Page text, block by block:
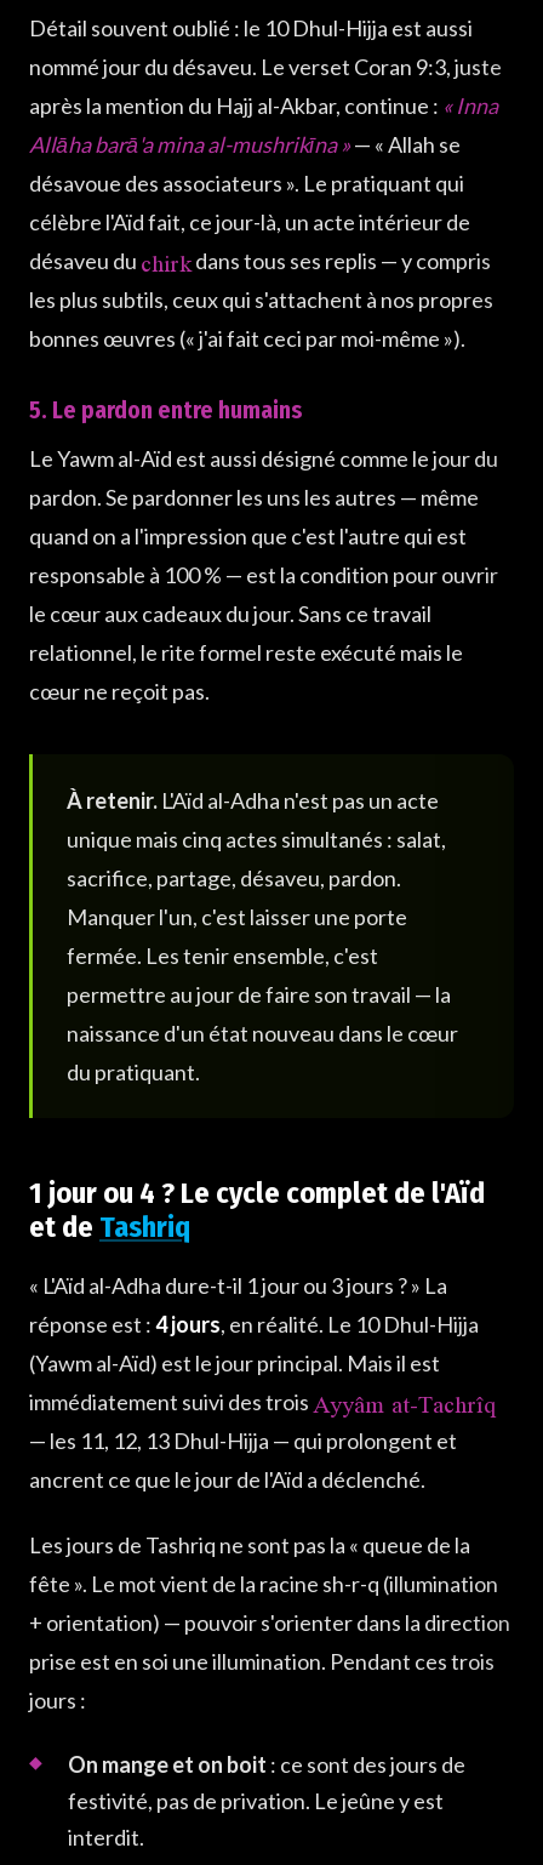
Détail souvent oublié : le 10 Dhul-Hijja est aussi
nommé jour du désaveu. Le verset Coran 9:3, juste
après la mention du Hajj al-Akbar, continue : « Inna
Allāha barā'a mina al-mushrikīna »— « Allah se
désavoue des associateurs ». Le pratiquant qui
célèbre l'Aïd fait, ce jour-là, un acte intérieur de
désaveu du chirkdans tous ses replis — y compris
les plus subtils, ceux qui s'attachent à nos propres
bonnes œuvres (« j'ai fait ceci par moi-même »).
5. Le pardon entre humains
Le Yawm al-Aïd est aussi désigné comme le jour du
pardon. Se pardonner les uns les autres — même
quand on a l'impression que c'est l'autre qui est
responsable à 100 % — est la condition pour ouvrir
le cœur aux cadeaux du jour. Sans ce travail
relationnel, le rite formel reste exécuté mais le
cœur ne reçoit pas.
À retenir. L'Aïd al-Adha n'est pas un acte
unique mais cinq actes simultanés : salat,
sacrifice, partage, désaveu, pardon.
Manquer l'un, c'est laisser une porte
fermée. Les tenir ensemble, c'est
permettre au jour de faire son travail — la
naissance d'un état nouveau dans le cœur
du pratiquant.
1 jour ou 4 ? Le cycle complet de l'Aïd
et de Tashriq
« L'Aïd al-Adha dure-t-il 1 jour ou 3 jours ? » La
réponse est :4 jours, en réalité. Le 10 Dhul-Hijja
(Yawm al-Aïd) est le jour principal. Mais il est
immédiatement suivi des troisAyyâm at-Tachrîq
— les 11, 12, 13 Dhul-Hijja — qui prolongent et
ancrent ce que le jour de l'Aïd a déclenché.
Les jours de Tashriq ne sont pas la « queue de la
fête ». Le mot vient de la racine sh-r-q (illumination
+ orientation) — pouvoir s'orienter dans la direction
prise est en soi une illumination. Pendant ces trois
jours :
On mange et on boit : ce sont des jours de
festivité, pas de privation. Le jeûne y est
interdit.